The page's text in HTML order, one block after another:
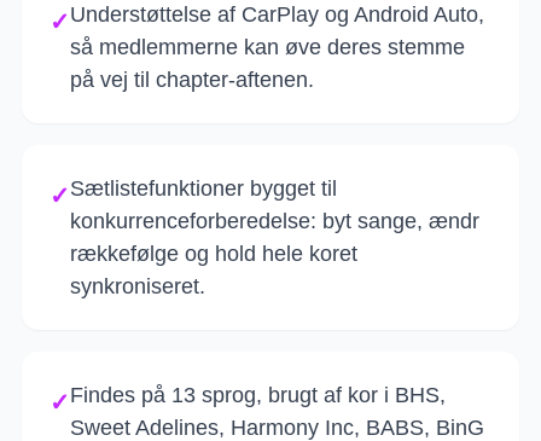
✓ Understøttelse af CarPlay og Android Auto,
så medlemmerne kan øve deres stemme
på vej til chapter-aftenen.
✓ Sætlistefunktioner bygget til
konkurrenceforberedelse: byt sange, ændr
rækkefølge og hold hele koret
synkroniseret.
✓ Findes på 13 sprog, brugt af kor i BHS,
Sweet Adelines, Harmony Inc, BABS, BinG